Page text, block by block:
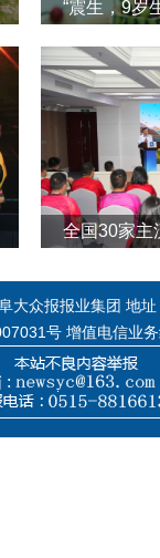
“震生，9岁
全国30家主
大众报报业集团 地
号 增值电信业